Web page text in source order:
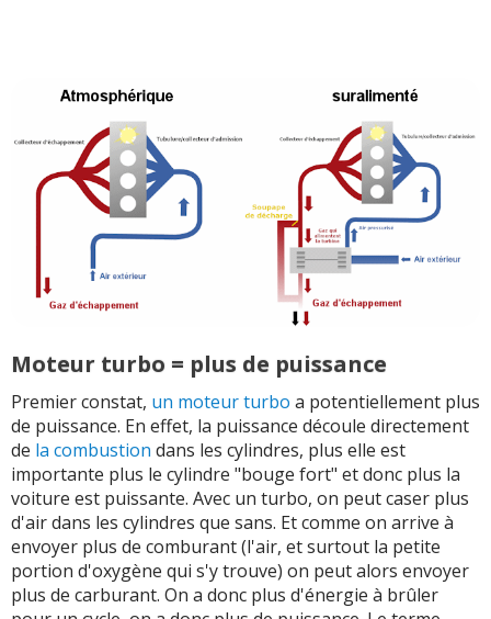
Moteur turbo = plus de puissance
Premier constat, un moteur turbo a potentiellement plus
de puissance. En effet, la puissance découle directement
de la combustion dans les cylindres, plus elle est
importante plus le cylindre "bouge fort" et donc plus la
voiture est puissante. Avec un turbo, on peut caser plus
d'air dans les cylindres que sans. Et comme on arrive à
envoyer plus de comburant (l'air, et surtout la petite
portion d'oxygène qui s'y trouve) on peut alors envoyer
plus de carburant. On a donc plus d'énergie à brûler